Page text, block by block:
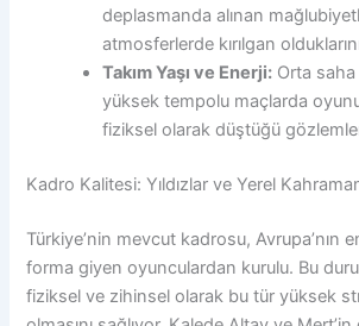
deplasmanda alınan
atmosferlerde kırılgan
Takım Yaşı ve Enerji: Orta saha
yüksek tempolu maçlarda
fiziksel olarak düştüğü
Kadro Kalitesi: Yıldızlar ve Yerel
Türkiye’nin mevcut kadrosu, Avrupa’nın
forma giyen oyunculardan kurulu. Bu
fiziksel ve zihinsel olarak bu tür yüksek